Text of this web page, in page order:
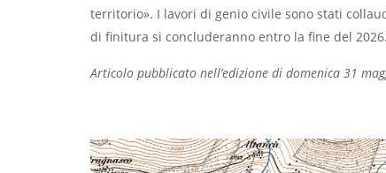
territorio». I lavori di genio civile sono stati
di finitura si concluderanno entro la fine del 2026.
Articolo pubblicato nell’edizione di domenica 31